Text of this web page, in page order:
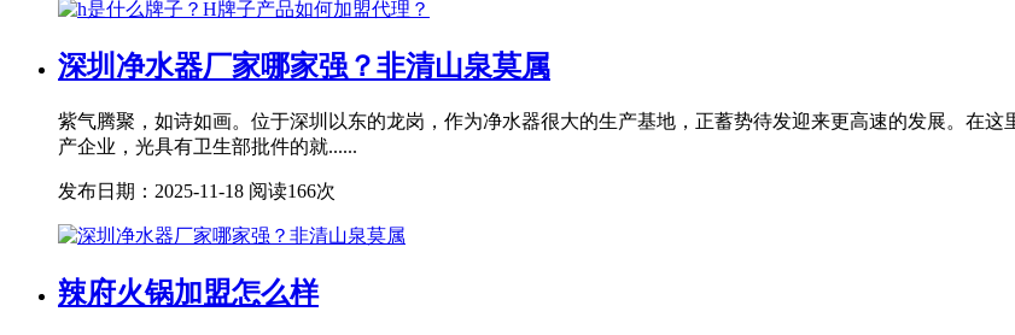
深圳净水器厂家哪家强？非清山泉莫属
紫气腾聚，如诗如画。位于深圳以东的龙岗，作为净水器很大的生产基地，正蓄势待发迎来更高速的发展。在
产企业，光具有卫生部批件的就......
发布日期：2025-11-18 阅读166次
辣府火锅加盟怎么样